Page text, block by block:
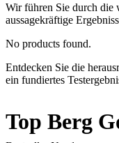
Wir führen Sie durch die
aussagekräftige
No products found.
Entdecken Sie die
ein fundiertes
Top Berg